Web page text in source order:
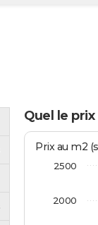
Quel le
Prix au m2
2000
2500